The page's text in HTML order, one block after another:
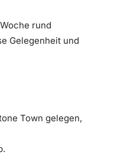
rund
Gelegenheit und
Town gelegen,